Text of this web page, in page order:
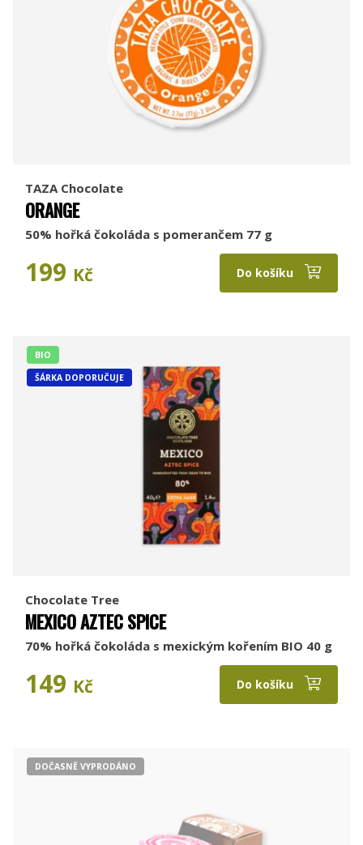
TAZA Chocolate
ORANGE
50% hořká čokoláda s pomerančem 77 g
199 Kč Do košíku
BIO
ŠÁRKA DOPORUČUJE
Chocolate Tree
MEXICO AZTEC SPICE
70% hořká čokoláda s mexickým kořením BIO 40 g
149 Kč Do košíku
DOČASNĚ VYPRODÁNO